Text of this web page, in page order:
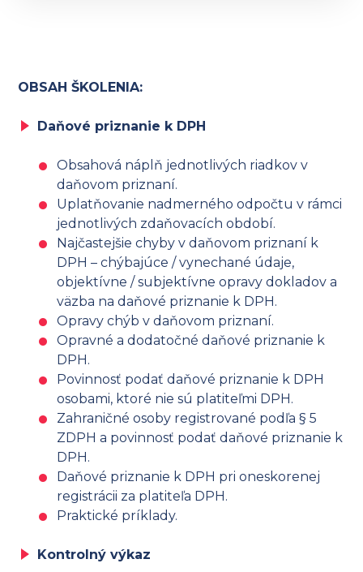
OBSAH ŠKOLENIA:
Daňové priznanie k DPH
Obsahová náplň jednotlivých riadkov v
daňovom priznaní.
Uplatňovanie nadmerného odpočtu v rámci
jednotlivých zdaňovacích období.
Najčastejšie chyby v daňovom priznaní k
DPH – chýbajúce / vynechané údaje,
objektívne / subjektívne opravy dokladov a
väzba na daňové priznanie k DPH.
Opravy chýb v daňovom priznaní.
Opravné a dodatočné daňové priznanie k
DPH.
Povinnosť podať daňové priznanie k DPH
osobami, ktoré nie sú platiteľmi DPH.
Zahraničné osoby registrované podľa § 5
ZDPH a povinnosť podať daňové priznanie k
DPH.
Daňové priznanie k DPH pri oneskorenej
registrácii za platiteľa DPH.
Praktické príklady.
Kontrolný výkaz